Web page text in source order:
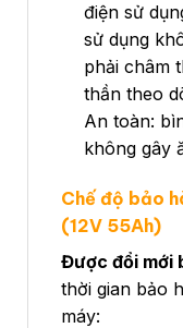
điện sử
sử dụng
phải châm
thần theo
An toàn:
không gây
Chế độ bảo
(12V 55Ah)
Được đổi mới
thời gian bảo
máy: